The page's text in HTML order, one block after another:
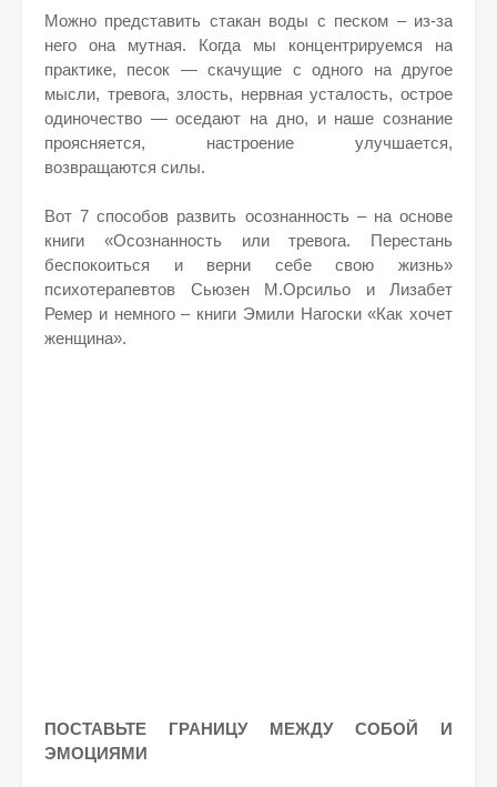
Можно представить стакан воды с песком – из-за
него она мутная. Когда мы концентрируемся на
практике, песок — скачущие с одного на другое
мысли, тревога, злость, нервная усталость, острое
одиночество — оседают на дно, и наше сознание
проясняется, настроение улучшается,
возвращаются силы.
Вот 7 способов развить осознанность – на основе
книги «Осознанность или тревога. Перестань
беспокоиться и верни себе свою жизнь»
психотерапевтов Сьюзен М.Орсильо и Лизабет
Ремер и немного – книги Эмили Нагоски «Как хочет
женщина».
ПОСТАВЬТЕ ГРАНИЦУ МЕЖДУ СОБОЙ И
ЭМОЦИЯМИ